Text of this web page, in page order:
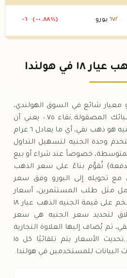
٦٧٢ .٠٠ يورو -٦ .٠٠ (-٠.٨٨%)
٦٧٨.٠٠ يورو
في هولندا
الذهب عيار ١٨ هو معيار شائع في السوق الهولندي،
يساوي ٨ غرام من السبائك المصقولة.,نقاء ٠.٧٥ يعني أن
٧٥ % من الوزن الكلي للجنيه هو ذهب نقي، أي ما يعادل ٦ غرام
وحدة الجنيه لتسهيل التداول
خصوصاً عند شراء أو بيع
تُقوَّم بناءً على سعر الذهب
مع تحويله إلى اليورو وفق سعر
مثل طلب المستثمرين، أسعار
العملات، وتوقعات التضخم على قيمة الجنيه الذهب عيار ١٨
لتحديد سعر الجنيه هي سعر
ثم يُضاف إليها العلاوة التجارية
لتغطية التكلفة والربح.,تحديث الأسعار يتم تلقائيًا كل ١٥
البيانات للمستخدمين في هولندا.